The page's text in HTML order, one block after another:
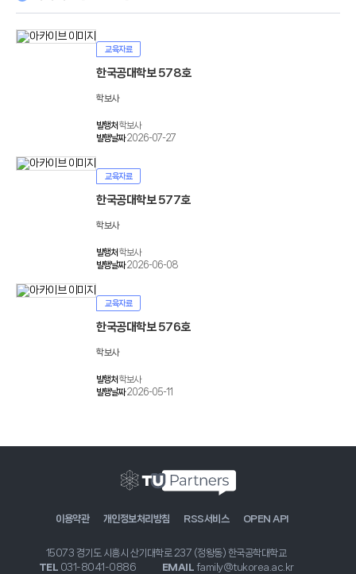
교육자료
한국공대학보 578호
학보사
발행처 학보사
발행날짜2026-07-27
교육자료
한국공대학보 577호
학보사
발행처 학보사
발행날짜2026-06-08
교육자료
한국공대학보 576호
학보사
발행처 학보사
발행날짜2026-05-11
이용약관 개인정보처리방침 RSS서비스 OPEN API
15073 경기도 시흥시 산기대학로 237 (정왕동) 한국공학대학교
TEL 031-8041-0886 EMAIL family@tukorea.ac.kr